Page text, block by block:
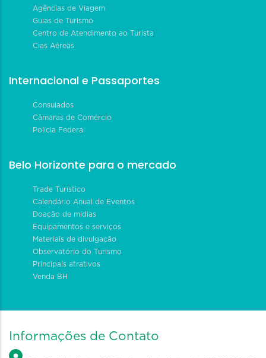
Agências de Viagem
Guias de Turismo
Centro de Atendimento ao Turista
Cias Aéreas
Internacional e Passaportes
Consulados
Câmaras de Comércio
Polícia Federal
Belo Horizonte para o mercado
Trade Turístico
Calendário Anual de Eventos
Doação de mídias
Equipamentos e serviços
Materiais de divulgação
Observatório do Turismo
Principais atrativos
Venda BH
Informações de Contato